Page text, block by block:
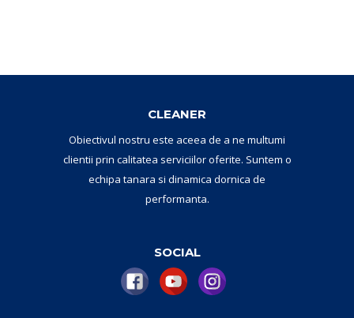
CLEANER
Obiectivul nostru este aceea de a ne multumi
clientii prin calitatea serviciilor oferite. Suntem o
echipa tanara si dinamica dornica de
performanta.
SOCIAL